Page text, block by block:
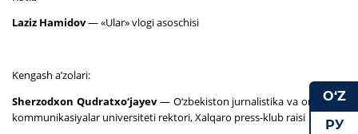
Laziz Hamidov— «Ular» vlogi asoschisi
Kengash a’zolari:
Sherzodxon Qudratxo‘jayev— O‘zbekiston jurnalistika va ommaviy
kommunikasiyalar universiteti rektori, Xalqaro press-klub raisi
O‘Z
РУ